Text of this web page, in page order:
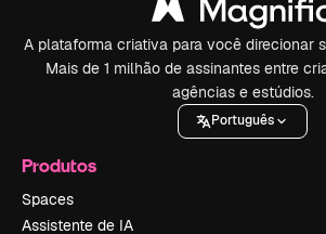
A plataforma criativa para você direcionar
Mais de 1 milhão de assinantes entre
agências e estúdios.
Português
Produtos
Spaces
Assistente de IA